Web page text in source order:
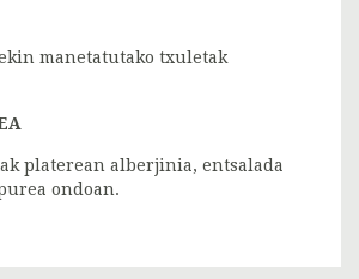
manetatutako txuletak
platerean alberjinia, entsalada
ondoan.